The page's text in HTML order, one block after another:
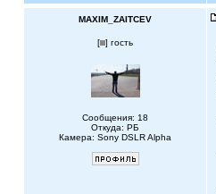
MAXIM_ZAITCEV
[ ] гость
Сообщения: 18
Откуда: PБ
Камера: Sony DSLR Alpha